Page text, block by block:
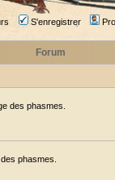
S'enregistrer
Forum
des phasmes.
phasmes.